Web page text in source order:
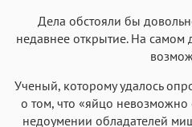
Дела обстояли бы
недавнее открытие. На самом
Ученый, которому удалось
о том, что «яйцо невозможно
недоумении обладателей